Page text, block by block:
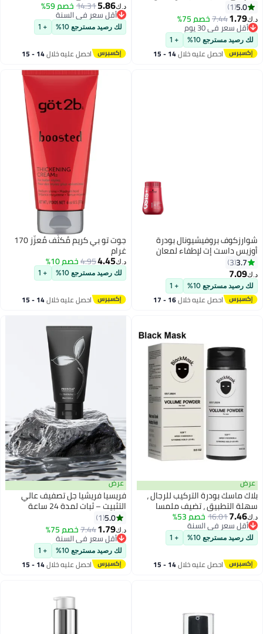
طبيعي – المستوى 5– 85 مل
5.0
1
د.ك‏1.79
7.44خصم 75%
أقل سعر في 30 يوم
أقل سعر في 30 يوم
لك رصيد مسترجع 10% + 1
احصل عليه خلال 14 - 15
وحجما على الفور ، جميع المكونات
الطبيعية ، بودرة شعر قوية للرجال
0.5 أونصة
د.ك‏5.86
14.31خصم 59%
أقل سعر في السنة
أقل سعر في السنة
لك رصيد مسترجع 10% + 1
احصل عليه خلال 14 - 15
شوارزكوف بروفيشيونال بودرة
أوزيس داست إت لإطفاء لمعان
الشعر 10جرام
3.7
3
د.ك‏7.09
لك رصيد مسترجع 10% + 1
احصل عليه خلال 16 - 17
جوت تو بي كريم مُكثّف مُعزّز 170
غرام
د.ك‏4.45
4.95خصم 10%
لك رصيد مسترجع 10% + 1
احصل عليه خلال 14 - 15
عرض
بلاك ماسك بودرة التركيب للرجال ،
سهلة التطبيق ، تضيف ملمسا
وحجما على الفور ، جميع المكونات
الطبيعية ، بودرة شعر قوية للرجال
0.5 أونصة
د.ك‏7.46
16.01خصم 53%
أقل سعر في السنة
أقل سعر في السنة
لك رصيد مسترجع 10% + 1
احصل عليه خلال 14 - 15
عرض
فريسيا فريشيا جل تصفيف عالي
التثبيت – ثبات لمدة 24 ساعة
بتركيبة شفافة ورائحة منعشة –
100 مل
5.0
1
د.ك‏1.79
7.44خصم 75%
أقل سعر في السنة
أقل سعر في السنة
لك رصيد مسترجع 10% + 1
احصل عليه خلال 14 - 15